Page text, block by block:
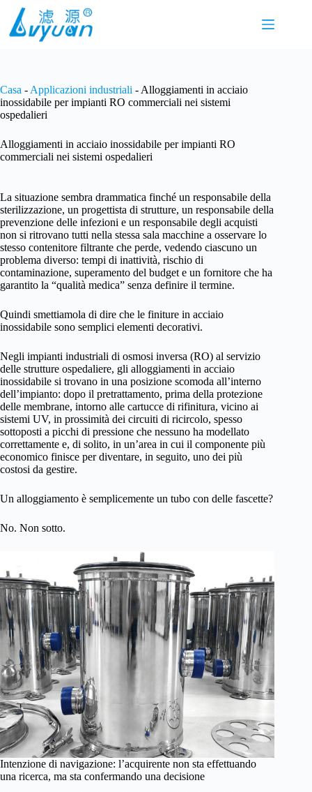
contenuto
Casa - Applicazioni industriali - Alloggiamenti in acciaio
inossidabile per impianti RO commerciali nei sistemi
ospedalieri
Alloggiamenti in acciaio inossidabile per impianti RO
commerciali nei sistemi ospedalieri
La situazione sembra drammatica finché un responsabile della
sterilizzazione, un progettista di strutture, un responsabile della
prevenzione delle infezioni e un responsabile degli acquisti
non si ritrovano tutti nella stessa sala macchine a osservare lo
stesso contenitore filtrante che perde, vedendo ciascuno un
problema diverso: tempi di inattività, rischio di
contaminazione, superamento del budget e un fornitore che ha
garantito la “qualità medica” senza definire il termine.
Quindi smettiamola di dire che le finiture in acciaio
inossidabile sono semplici elementi decorativi.
Negli impianti industriali di osmosi inversa (RO) al servizio
delle strutture ospedaliere, gli alloggiamenti in acciaio
inossidabile si trovano in una posizione scomoda all’interno
dell’impianto: dopo il pretrattamento, prima della protezione
delle membrane, intorno alle cartucce di rifinitura, vicino ai
sistemi UV, in prossimità dei circuiti di ricircolo, spesso
sottoposti a picchi di pressione che nessuno ha modellato
correttamente e, di solito, in un’area in cui il componente più
economico finisce per diventare, in seguito, uno dei più
costosi da gestire.
Un alloggiamento è semplicemente un tubo con delle fascette?
No. Non sotto.
Intenzione di navigazione: l’acquirente non sta effettuando
una ricerca, ma sta confermando una decisione